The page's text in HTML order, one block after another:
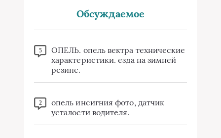
Обсуждаемое
5
ОПЕЛЬ. опель вектра технические
характеристики. езда на зимней
резине.
2
опель инсигния фото, датчик
усталости водителя.